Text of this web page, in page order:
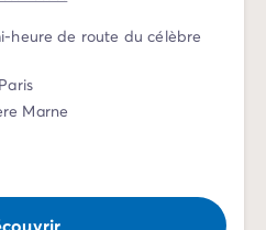
heure de route du célèbre
Marne